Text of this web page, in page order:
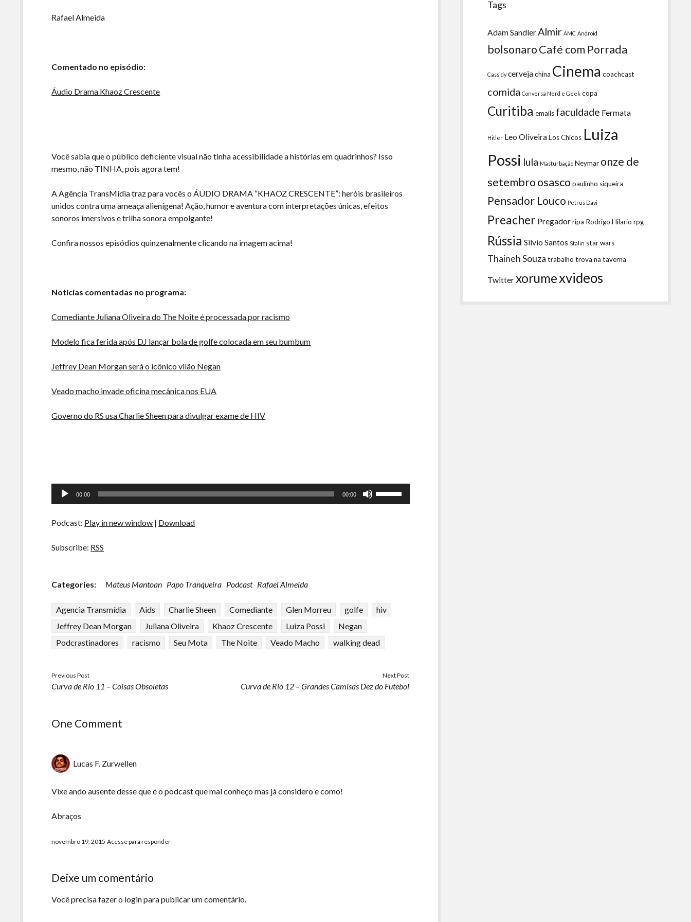
Rafael Almeida
Comentado no episódio:
Áudio Drama Khaoz Crescente
Você sabia que o público deficiente visual não tinha acessibilidade a histórias em quadrinhos? Isso
mesmo, não TINHA, pois agora tem!
A Agência TransMídia traz para vocês o ÁUDIO DRAMA “KHAOZ CRESCENTE”: heróis brasileiros
unidos contra uma ameaça alienígena! Ação, humor e aventura com interpretações únicas, efeitos
sonoros imersivos e trilha sonora empolgante!
Confira nossos episódios quinzenalmente clicando na imagem acima!
Noticias comentadas no programa:
Comediante Juliana Oliveira do The Noite é processada por racismo
Modelo fica ferida após DJ lançar bola de golfe colocada em seu bumbum
Jeffrey Dean Morgan será o icônico vilão Negan
Veado macho invade oficina mecânica nos EUA
Governo do RS usa Charlie Sheen para divulgar exame de HIV
Tocador
00:00 00:00
ou
o
volume.
Podcast: Play in new window | Download
Subscribe: RSS
Categories: Mateus Mantoan Papo Tranqueira Podcast Rafael Almeida
Agencia Transmídia Aids Charlie Sheen Comediante Glen Morreu golfe
hiv
Jeffrey Dean Morgan
Juliana Oliveira Khaoz Crescente Luiza Possi
Negan
Podcrastinadores
racismo Seu Mota The Noite Veado Macho walking dead
Previous Post
Curva de Rio 11 – Coisas Obsoletas
Next Post
Curva de Rio 12 – Grandes Camisas Dez do Futebol
One Comment
Lucas F. Zurwellen
Vixe ando ausente desse que é o podcast que mal conheço mas já considero e como!
Abraços
novembro 19, 2015 Acesse para responder
Deixe um comentário
Você precisa fazer o loginpara publicar um comentário.
Tags
Adam Sandler Almir AMC Android
bolsonaroCafé com Porrada
Cassidy cervejachina Cinema coachcast
comida Conversa Nerd e Geek copa
Curitiba emails faculdade Fermata
Hitler Leo OliveiraLos Chicos Luiza
Possi lula Masturbação Neymar onze de
setembroosasco paulinho siqueira
Pensador Louco Petrus Davi
Preacher Pregadorripa Rodrigo Hilario rpg
Rússia Silvio Santos Stalin star wars
Thaineh Souza trabalho trova na taverna
Twitterxorumexvideos